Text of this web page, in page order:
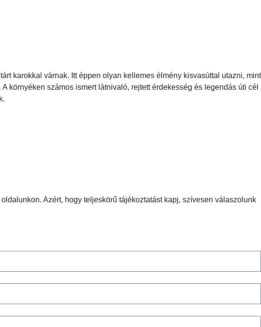
karokkal várnak. Itt éppen olyan kellemes élmény kisvasúttal utazni, mint
környéken számos ismert látnivaló, rejtett érdekesség és legendás úti cél
Azért, hogy teljeskörű tájékoztatást kapj, szívesen válaszolunk